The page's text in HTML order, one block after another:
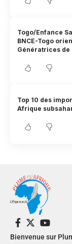
Togo/Enfance
BNCE-Togo
Génératrices de
Top 10 des
Afrique
Bienvenue sur